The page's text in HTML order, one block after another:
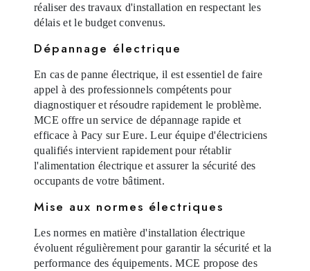
réaliser des travaux d'installation en respectant les
délais et le budget convenus.
Dépannage électrique
En cas de panne électrique, il est essentiel de faire
appel à des professionnels compétents pour
diagnostiquer et résoudre rapidement le problème.
MCE offre un service de dépannage rapide et
efficace à Pacy sur Eure. Leur équipe d'électriciens
qualifiés intervient rapidement pour rétablir
l'alimentation électrique et assurer la sécurité des
occupants de votre bâtiment.
Mise aux normes électriques
Les normes en matière d'installation électrique
évoluent régulièrement pour garantir la sécurité et la
performance des équipements. MCE propose des